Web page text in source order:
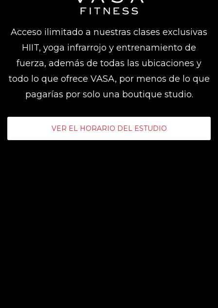
Acceso ilimitado a nuestras clases exclusivas
HIIT, yoga infrarrojo y entrenamiento de
fuerza, además de todas las ubicaciones y
todo lo que ofrece VASA, por menos de lo que
pagarías por solo una boutique studio.
VER EL HORARIO DEL ESTUDIO